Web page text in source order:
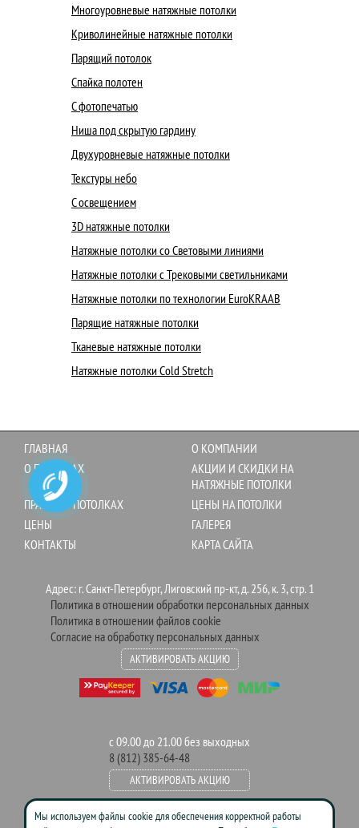
Многоуровневые натяжные потолки
Криволинейные натяжные потолки
Парящий потолок
Спайка полотен
С фотопечатью
Ниша под скрытую гардину
Двухуровневые натяжные потолки
Текстуры небо
С освещением
3D натяжные потолки
Натяжные потолки со Световыми линиями
Натяжные потолки с Трековыми светильниками
Натяжные потолки по технологии EuroKRAAB
Парящие натяжные потолки
Тканевые натяжные потолки
Натяжные потолки Cold Stretch
ГЛАВНАЯ
О КОМПАНИИ
О ПОТОЛКАХ
АКЦИИ И СКИДКИ НА
НАТЯЖНЫЕ ПОТОЛКИ
ПРАВДА О ПОТОЛКАХ
ЦЕНЫ НА ПОТОЛКИ
ЦЕНЫ
ГАЛЕРЕЯ
КОНТАКТЫ
КАРТА САЙТА
Адрес: г. Санкт-Петербург, Лиговский пр-кт, д. 256, к. 3, стр. 1
Политика в отношении обработки персональных данных
Политика в отношении файлов cookie
Согласие на обработку персональных данных
АКТИВИРОВАТЬ АКЦИЮ
с 09.00 до 21.00 без выходных
8 (812) 385-64-48
АКТИВИРОВАТЬ АКЦИЮ
Мы используем файлы cookie для обеспечения корректной работы